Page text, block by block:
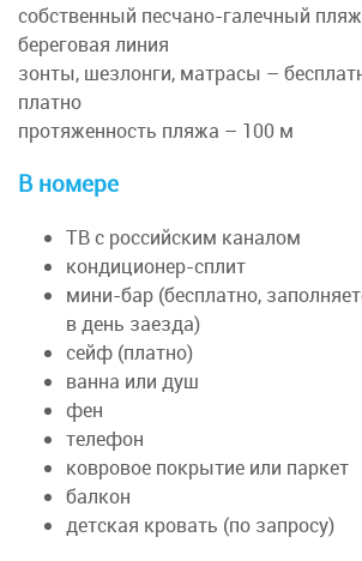
собственный песчано-галечный
береговая линия
зонты, шезлонги, матрасы –
платно
протяженность пляжа – 100 м
В номере
ТВ с российским каналом
кондиционер-сплит
мини-бар (бесплатно,
в день заезда)
сейф (платно)
ванна или душ
фен
телефон
ковровое покрытие или паркет
балкон
детская кровать (по запросу)